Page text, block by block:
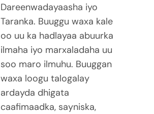
Dareenwadayaasha iyo
Taranka. Buuggu waxa kale
oo uu ka hadlayaa abuurka
ilmaha iyo marxaladaha uu
soo maro ilmuhu. Buuggan
waxa loogu talogalay
ardayda dhigata
caafimaadka, sayniska,